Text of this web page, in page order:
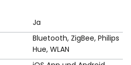
Ja
Bluetooth, ZigBee, Philips
Hue, WLAN